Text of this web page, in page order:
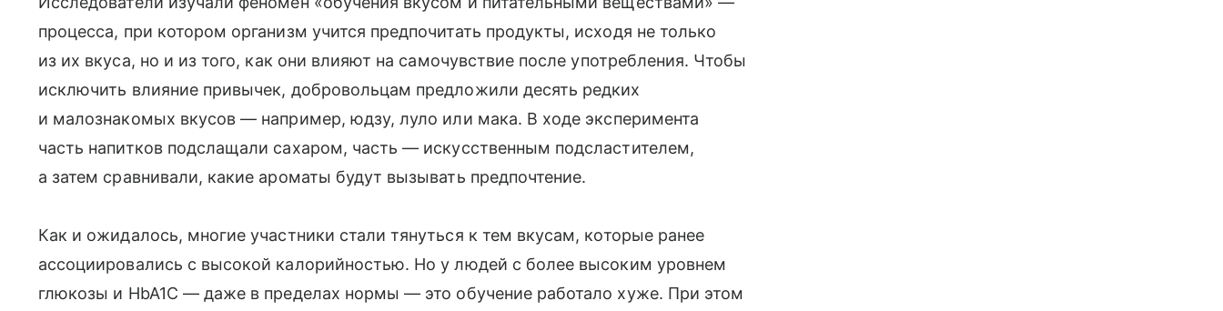
процесса, при котором организм учится предпочитать продукты, исходя не только
из их вкуса, но и из того, как они влияют на самочувствие после употребления. Чтобы
исключить влияние привычек, добровольцам предложили десять редких
и малознакомых вкусов — например, юдзу, луло или мака. В ходе эксперимента
часть напитков подслащали сахаром, часть — искусственным подсластителем,
а затем сравнивали, какие ароматы будут вызывать предпочтение.
Как и ожидалось, многие участники стали тянуться к тем вкусам, которые ранее
ассоциировались с высокой калорийностью. Но у людей с более высоким уровнем
глюкозы и HbA1C — даже в пределах нормы — это обучение работало хуже. При этом